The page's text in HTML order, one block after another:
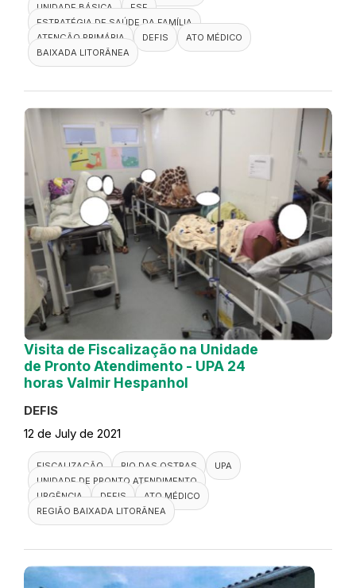
UNIDADE BÁSICA
ESF
ESTRATÉGIA DE SAÚDE DA FAMÍLIA
ATENÇÃO PRIMÁRIA
DEFIS
ATO MÉDICO
BAIXADA LITORÂNEA
Visita de Fiscalização na Unidade
de Pronto Atendimento - UPA 24
horas Valmir Hespanhol
DEFIS
12 de July de 2021
FISCALIZAÇÃO RIO DAS OSTRAS
UPA
UNIDADE DE PRONTO ATENDIMENTO
URGÊNCIA
DEFIS
ATO MÉDICO
REGIÃO BAIXADA LITORÂNEA